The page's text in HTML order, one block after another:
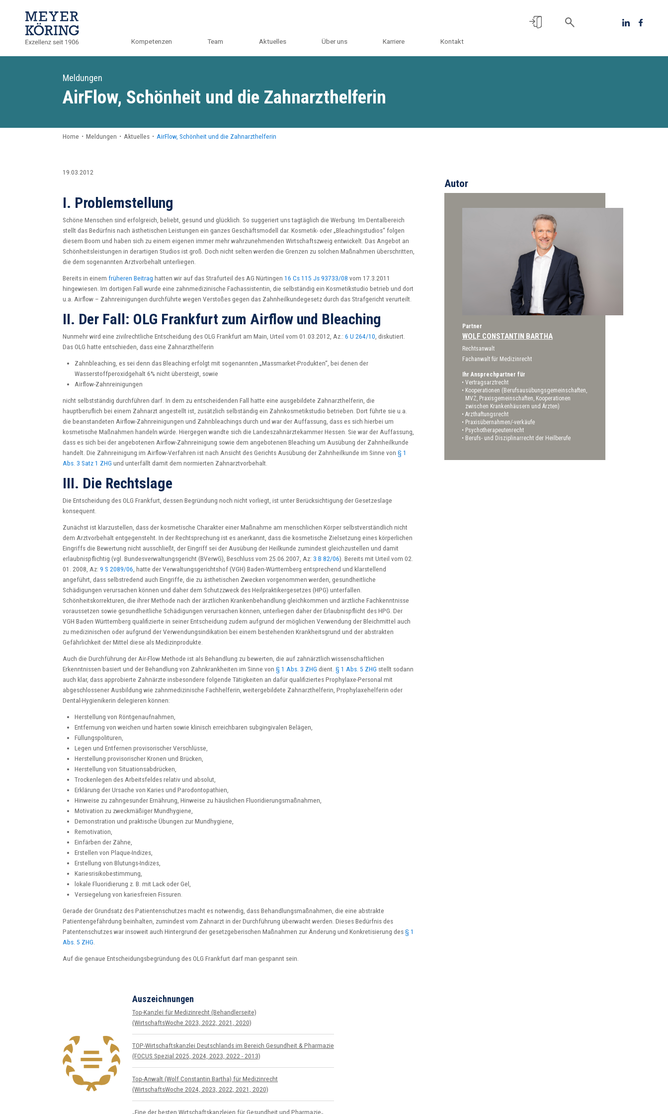
Kompetenzen Team Aktuelles Über uns Karriere Kontakt
Meldungen
AirFlow, Schönheit und die Zahnarzthelferin
Home ・ Meldungen ・ Aktuelles ・ AirFlow, Schönheit und die Zahnarzthelferin
19.03.2012
I. Problemstellung
Schöne Menschen sind erfolgreich, beliebt, gesund und glücklich. So suggeriert uns tagtäglich die Werbung. Im Dentalbereich
stellt das Bedürfnis nach ästhetischen Leistungen ein ganzes Geschäftsmodell dar. Kosmetik- oder „Bleachingstudios“ folgen
diesem Boom und haben sich zu einem eigenen immer mehr wahrzunehmenden Wirtschaftszweig entwickelt. Das Angebot an
Schönheitsleistungen in derartigen Studios ist groß. Doch nicht selten werden die Grenzen zu solchen Maßnahmen überschritten,
die dem sogenannten Arztvorbehalt unterliegen.
Bereits in einem früheren Beitrag hatten wir auf das Strafurteil des AG Nürtingen 16 Cs 115 Js 93733/08 vom 17.3.2011
hingewiesen. Im dortigen Fall wurde eine zahnmedizinische Fachassistentin, die selbständig ein Kosmetikstudio betrieb und dort
u.a. Airflow – Zahnreinigungen durchführte wegen Verstoßes gegen das Zahnheilkundegesetz durch das Strafgericht verurteilt.
II. Der Fall: OLG Frankfurt zum Airflow und Bleaching
Nunmehr wird eine zivilrechtliche Entscheidung des OLG Frankfurt am Main, Urteil vom 01.03.2012, Az.: 6 U 264/10 , diskutiert.
Das OLG hatte entschieden, dass eine Zahnarzthelferin
Zahnbleaching, es sei denn das Bleaching erfolgt mit sogenannten „Massmarket-Produkten“, bei denen der
Wasserstoffperoxidgehalt 6% nicht übersteigt, sowie
Airflow-Zahnreinigungen
nicht selbstständig durchführen darf. In dem zu entscheidenden Fall hatte eine ausgebildete Zahnarzthelferin, die
hauptberuflich bei einem Zahnarzt angestellt ist, zusätzlich selbständig ein Zahnkosmetikstudio betrieben. Dort führte sie u.a.
die beanstandeten Airflow-Zahnreinigungen und Zahnbleachings durch und war der Auffassung, dass es sich hierbei um
kosmetische Maßnahmen handeln würde. Hiergegen wandte sich die Landeszahnärztekammer Hessen. Sie war der Auffassung,
dass es sich bei der angebotenen Airflow-Zahnreinigung sowie dem angebotenen Bleaching um Ausübung der Zahnheilkunde
handelt. Die Zahnreinigung im Airflow-Verfahren ist nach Ansicht des Gerichts Ausübung der Zahnheilkunde im Sinne von § 1
Abs. 3 Satz 1 ZHG und unterfällt damit dem normierten Zahnarztvorbehalt.
III. Die Rechtslage
Die Entscheidung des OLG Frankfurt, dessen Begründung noch nicht vorliegt, ist unter Berücksichtigung der Gesetzeslage
konsequent.
Zunächst ist klarzustellen, dass der kosmetische Charakter einer Maßnahme am menschlichen Körper selbstverständlich nicht
dem Arztvorbehalt entgegensteht. In der Rechtsprechung ist es anerkannt, dass die kosmetische Zielsetzung eines körperlichen
Eingriffs die Bewertung nicht ausschließt, der Eingriff sei der Ausübung der Heilkunde zumindest gleichzustellen und damit
erlaubnispflichtig (vgl. Bundesverwaltungsgericht (BVerwG), Beschluss vom 25.06.2007, Az: 3 B 82/06). Bereits mit Urteil vom 02.
01. 2008, Az: 9 S 2089/06 , hatte der Verwaltungsgerichtshof (VGH) Baden-Württemberg entsprechend und klarstellend
angeführt, dass selbstredend auch Eingriffe, die zu ästhetischen Zwecken vorgenommen werden, gesundheitliche
Schädigungen verursachen können und daher dem Schutzzweck des Heilpraktikergesetzes (HPG) unterfallen.
Schönheitskorrekturen, die ihrer Methode nach der ärztlichen Krankenbehandlung gleichkommen und ärztliche Fachkenntnisse
voraussetzen sowie gesundheitliche Schädigungen verursachen können, unterliegen daher der Erlaubnispflicht des HPG. Der
VGH Baden Württemberg qualifizierte in seiner Entscheidung zudem aufgrund der möglichen Verwendung der Bleichmittel auch
zu medizinischen oder aufgrund der Verwendungsindikation bei einem bestehenden Krankheitsgrund und der abstrakten
Gefährlichkeit der Mittel diese als Medizinprodukte.
Auch die Durchführung der Air-Flow Methode ist als Behandlung zu bewerten, die auf zahnärztlich wissenschaftlichen
Erkenntnissen basiert und der Behandlung von Zahnkrankheiten im Sinne von § 1 Abs. 3 ZHG dient. § 1 Abs. 5 ZHG stellt sodann
auch klar, dass approbierte Zahnärzte insbesondere folgende Tätigkeiten an dafür qualifiziertes Prophylaxe-Personal mit
abgeschlossener Ausbildung wie zahnmedizinische Fachhelferin, weitergebildete Zahnarzthelferin, Prophylaxehelferin oder
Dental-Hygienikerin delegieren können:
Herstellung von Röntgenaufnahmen,
Entfernung von weichen und harten sowie klinisch erreichbaren subgingivalen Belägen,
Füllungspolituren,
Legen und Entfernen provisorischer Verschlüsse,
Herstellung provisorischer Kronen und Brücken,
Herstellung von Situationsabdrücken,
Trockenlegen des Arbeitsfeldes relativ und absolut,
Erklärung der Ursache von Karies und Parodontopathien,
Hinweise zu zahngesunder Ernährung, Hinweise zu häuslichen Fluoridierungsmaßnahmen,
Motivation zu zweckmäßiger Mundhygiene,
Demonstration und praktische Übungen zur Mundhygiene,
Remotivation,
Einfärben der Zähne,
Erstellen von Plaque-Indizes,
Erstellung von Blutungs-Indizes,
Kariesrisikobestimmung,
lokale Fluoridierung z. B. mit Lack oder Gel,
Versiegelung von kariesfreien Fissuren.
Gerade der Grundsatz des Patientenschutzes macht es notwendig, dass Behandlungsmaßnahmen, die eine abstrakte
Patientengefährdung beinhalten, zumindest vom Zahnarzt in der Durchführung überwacht werden. Dieses Bedürfnis des
Patentenschutzes war insoweit auch Hintergrund der gesetzgeberischen Maßnahmen zur Änderung und Konkretisierung des§ 1
Abs. 5 ZHG
Auf die genaue Entscheidungsbegründung des OLG Frankfurt darf man gespannt sein.
Auszeichnungen
Top-Kanzlei für Medizin­recht (Behand­ler­seite)
(WirtschaftsWoche 2023, 2022, 2021, 2020)
TOP-Wirtschafts­kanzlei Deutsch­lands im Bereich Gesundheit & Pharmazie
(FOCUS Spezial 2025, 2024, 2023, 2022 - 2013)
Top-Anwalt (Wolf Constantin Bartha) für Medizinrecht
(WirtschaftsWoche 2024, 2023, 2022, 2021, 2020)
„Eine der besten Wirtschaftskanzleien für Gesundheit und Pharmazie„
Autor
Partner
WOLF CONSTANTIN BARTHA
Rechtsanwalt
Fachanwalt für Medizinrecht
Ihr Ansprechpartner für
Vertragsarztrecht
Kooperationen (Berufsausübungsgemeinschaften,
MVZ, Praxisgemeinschaften, Kooperationen
zwischen Krankenhäusern und Ärzten)
Arzthaftungsrecht
Praxisübernahmen/-verkäufe
Psychotherapeutenrecht
Berufs- und Disziplinarrecht der Heilberufe